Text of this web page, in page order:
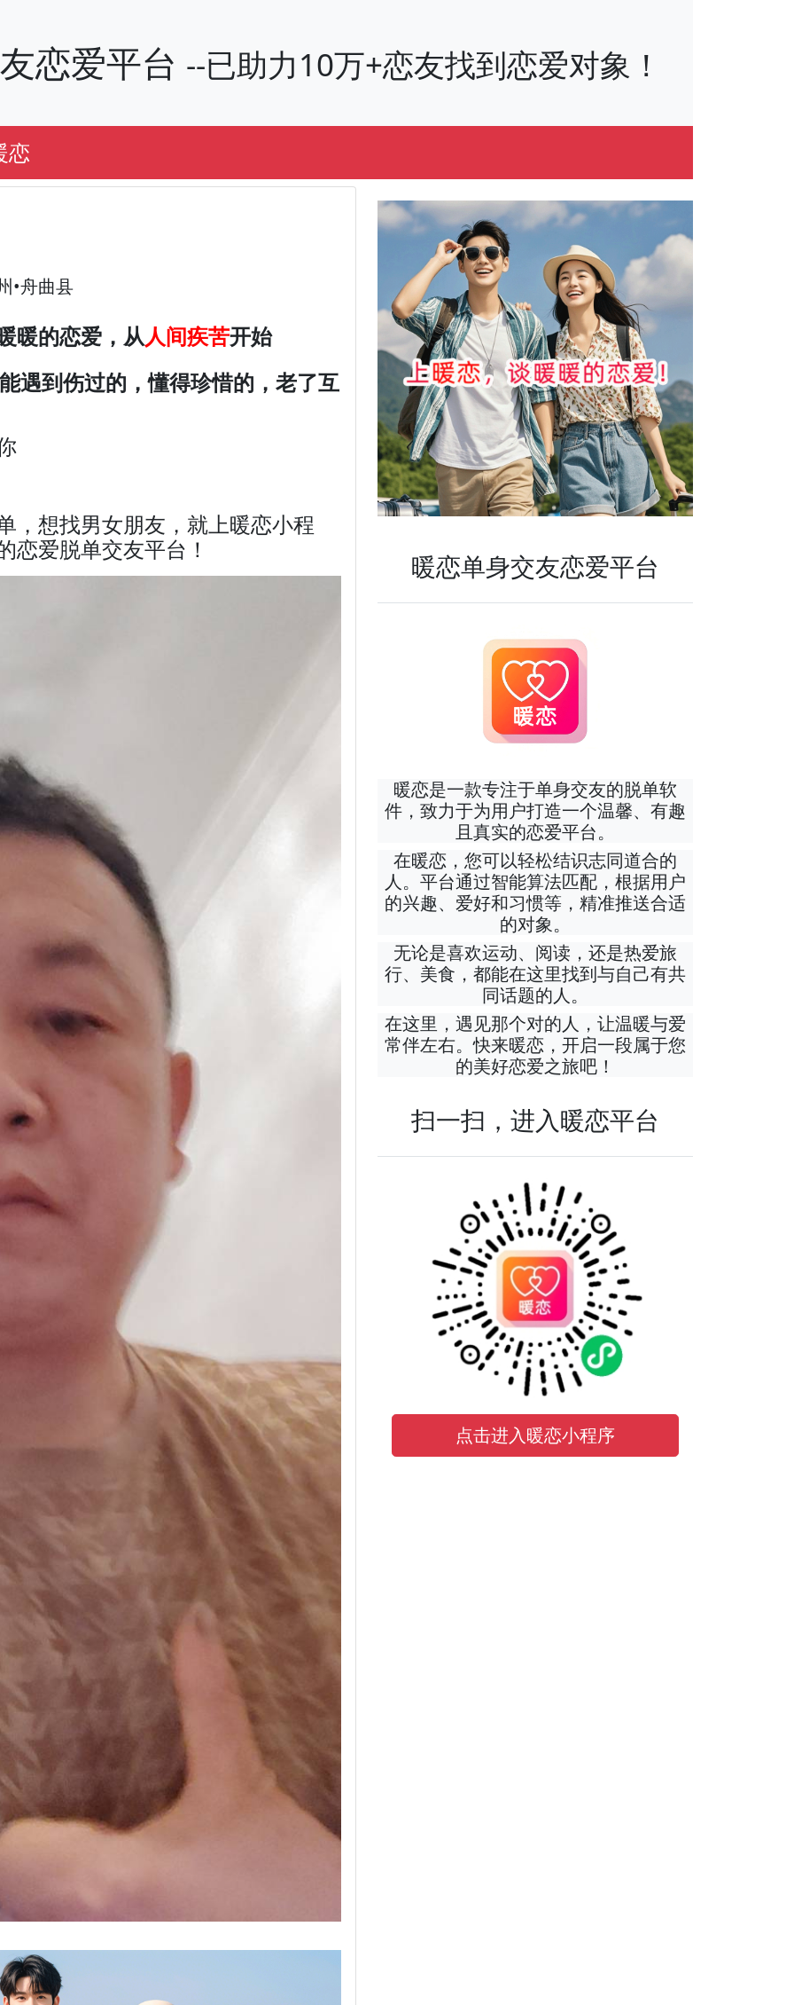
恋爱平台 --已助力10万+恋友找到恋爱对象！
恋
•舟曲县
暖的恋爱，从人间疾苦开始
遇到伤过的，懂得珍惜的，老了互
，想找男女朋友，就上暖恋小程
恋爱脱单交友平台！
暖恋单身交友恋爱平台
暖恋是一款专注于单身交友的脱单软
件，致力于为用户打造一个温馨、有趣
且真实的恋爱平台。
在暖恋，您可以轻松结识志同道合的
人。平台通过智能算法匹配，根据用户
的兴趣、爱好和习惯等，精准推送合适
的对象。
无论是喜欢运动、阅读，还是热爱旅
行、美食，都能在这里找到与自己有共
同话题的人。
在这里，遇见那个对的人，让温暖与爱
常伴左右。快来暖恋，开启一段属于您
的美好恋爱之旅吧！
扫一扫，进入暖恋平台
点击进入暖恋小程序